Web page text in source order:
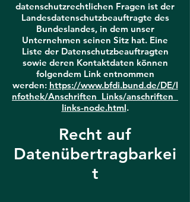
datenschutzrechtlichen Fragen ist der
Landesdatenschutzbeauftragte des
Bundeslandes, in dem unser
Unternehmen seinen Sitz hat. Eine
Liste der Datenschutzbeauftragten
sowie deren Kontaktdaten können
folgendem Link entnommen
werden: https://www.bfdi.bund.de/DE/I
nfothek/Anschriften_Links/anschriften_
links-node.html.
Recht auf
Datenübertragbarkei
t